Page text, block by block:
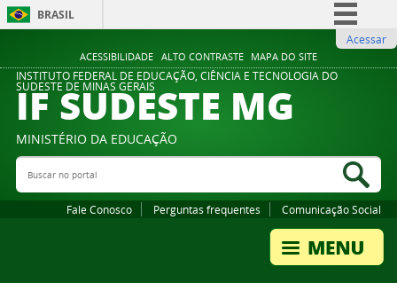
ACESSIBILIDADE ALTO CONTRASTE MAPA DO SITE
BRASIL
Comunica BR
Participe
Legislação
Acessar
INSTITUTO FEDERAL DE EDUCAÇÃO, CIÊNCIA E TECNOLOGIA DO
SUDESTE DE MINAS GERAIS
IF SUDESTE MG
MINISTÉRIO DA EDUCAÇÃO
Buscar no portal
Fale Conosco Perguntas frequentes Comunicação Social